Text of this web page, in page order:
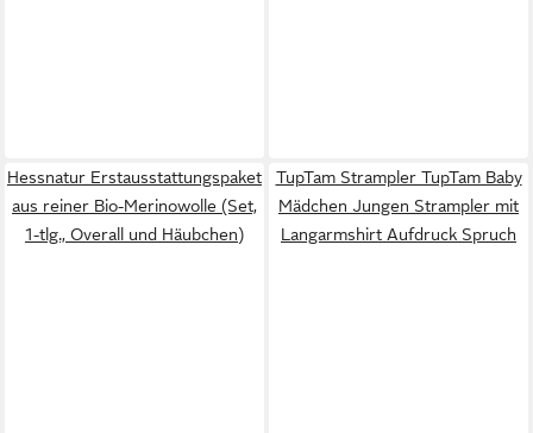
Hessnatur Erstausstattungspaket
aus reiner Bio-Merinowolle (Set,
1-tlg., Overall und Häubchen)
TupTam Strampler TupTam Baby
Mädchen Jungen Strampler mit
Langarmshirt Aufdruck Spruch